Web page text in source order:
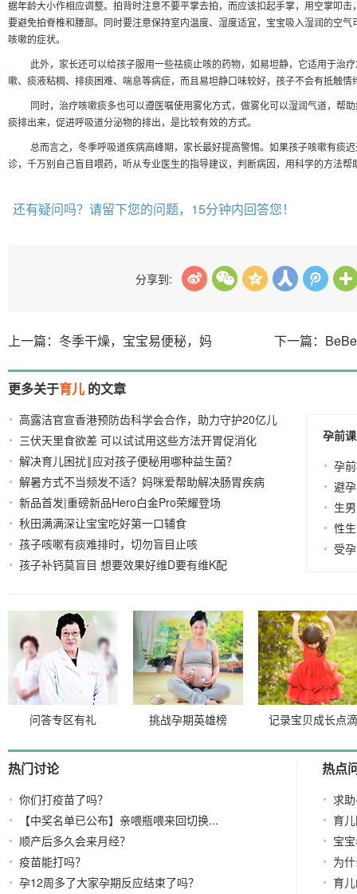
据年龄大小作相应调整。拍背时注意不要平掌去拍，而应该扣起手掌，用空掌叩击
要避免拍脊椎和腰部。同时要注意保持室内温度、湿度适宜，宝宝吸入湿润的空气
咳嗽的症状。
此外，家长还可以给孩子服用一些祛痰止咳的药物，如易坦静，它适用于治
嗽、痰液粘稠、排痰困难、喘息等病症，而且易坦静口味较好，孩子不会有抵触情
同时，治疗咳嗽痰多也可以遵医嘱使用雾化方式，做雾化可以湿润气道，帮
痰排出来，促进呼吸道分泌物的排出，是比较有效的方式。
总而言之，冬季呼吸道疾病高峰期，家长最好提高警惕。如果孩子咳嗽有痰
诊，千万别自己盲目喂药，听从专业医生的指导建议，判断病因，用科学的方法帮
还有疑问吗？请留下您的问题，15分钟内回答您！
分享到:
上一篇：冬季干燥，宝宝易便秘，妈 下一篇：
更多关于育儿 的文章
高露洁官宣香港预防齿科学会合作，助力守护20亿儿
童
2026-03-10
三伏天里食欲差 可以试试用这些方法开胃促消化
07-26
解决育儿困扰‖应对孩子便秘用哪种益生菌？
26
解暑方式不当频发不适？妈咪爱帮助解决肠胃疾病
2024-06-21
新品首发|重磅新品Hero白金Pro荣耀登场
秋田满满深让宝宝吃好第一口辅食
孩子咳嗽有痰难排时，切勿盲目止咳
孩子补钙莫盲目 想要效果好维D要有维K配
孕前
孕
避孕
生
性
受孕
问答专区有礼 挑战孕期英雄榜 记录宝贝成长点滴
热门讨论
你们打疫苗了吗？
【中奖名单已公布】亲喂瓶喂来回切换...
顺产后多久会来月经？
疫苗能打吗？
孕12周多了大家孕期反应结束了吗？
热点
求
育
宝
为
育